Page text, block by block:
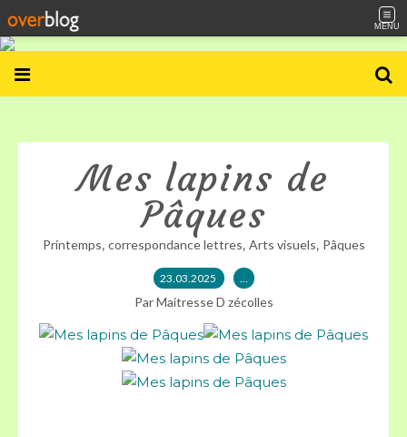
MENU
Mes lapins de
Pâques
Printemps, correspondance lettres, Arts visuels, Pâques
23.03.2025 …
Par Maitresse D zécolles